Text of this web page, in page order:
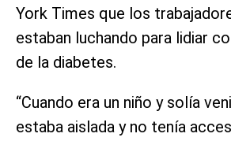
York Times que los
estaban luchando para lidiar
de la diabetes.
“Cuando era un niño y solía
estaba aislada y no tenía